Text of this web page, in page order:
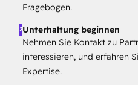
Fragebogen.
2Unterhaltung beginnen
Nehmen Sie Kontakt zu
interessieren, und erfahren
Expertise.